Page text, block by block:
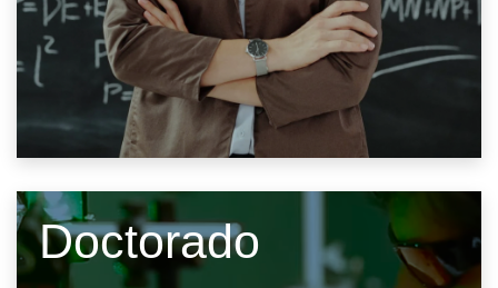
Doctorado